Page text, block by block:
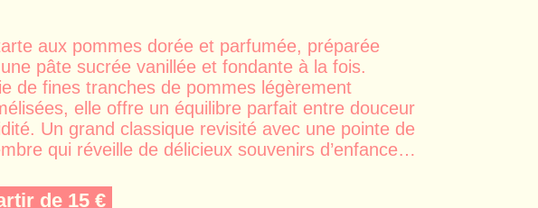
aux pommes dorée et parfumée, préparée
pâte sucrée vanillée et fondante à la fois.
de fines tranches de pommes légèrement
elle offre un équilibre parfait entre douceur
Un grand classique revisité avec une pointe de
qui réveille de délicieux souvenirs d’enfance…
de 15 €